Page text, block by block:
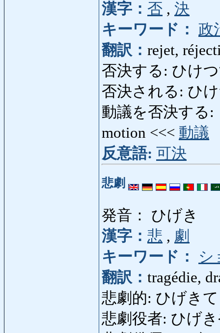
漢字： 否 , 決
キーワード： 政
翻訳： rejet,
否決する: ひけつ
否決される: ひけ
動議を否決する:
motion <<< 動議
反意語: 可決
悲劇
発音： ひげき
漢字： 悲 , 劇
キーワード：
シ
翻訳： tragédie,
悲劇的: ひげきて
悲劇役者: ひげ